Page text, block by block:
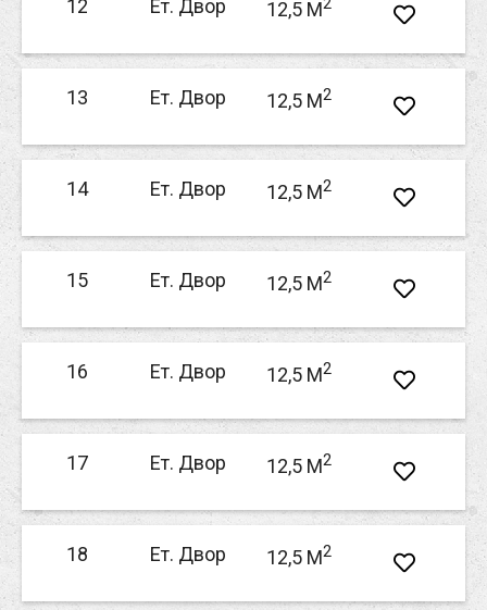
12 Ет. Двор 12,5 M
13 Ет. Двор 12,5 M2
14 Ет. Двор 12,5 M2
15 Ет. Двор 12,5 M2
16 Ет. Двор 12,5 M2
17 Ет. Двор 12,5 M2
18 Ет. Двор 12,5 M2